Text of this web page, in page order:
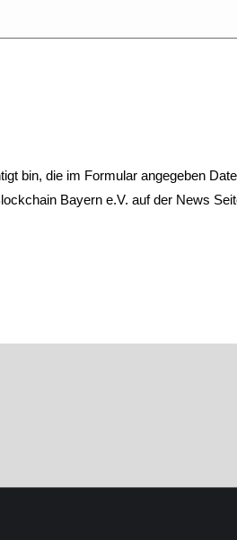
bin, die im Formular angegeben
Bayern e.V. auf der News